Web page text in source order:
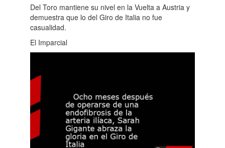
Del Toro mantiene su nivel en la Vuelta a Austria y
demuestra que lo del Giro de Italia no fue
casualidad.
El Imparcial